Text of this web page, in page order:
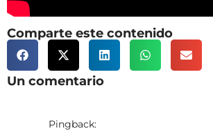
Comparte este contenido
Un comentario
Pingback: